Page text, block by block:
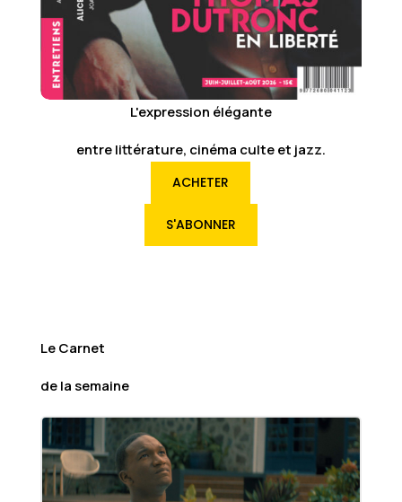
L'expression élégante
entre littérature, cinéma culte et jazz.
ACHETER
S'ABONNER
Le Carnet
de la semaine